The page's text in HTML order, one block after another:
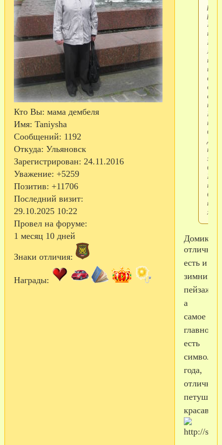
Кто Вы: мама дембеля
Имя: Taniysha
Сообщений: 1192
Откуда: Ульяновск
Зарегистрирован: 24.11.2016
Уважение: +5259
Позитив: +11706
Последний визит:
29.10.2025 10:22
Провел на форуме:
1 месяц 10 дней
Знаки отличия:
Награды:
и
не
за
И
Домик
есть и
зимний
пейзаж,
а
самое
главное-
есть
символ
года,
отличный
петушок-